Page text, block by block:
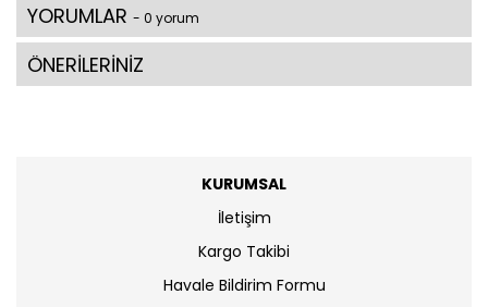
YORUMLAR - 0 yorum
ÖNERİLERİNİZ
KURUMSAL
İletişim
Kargo Takibi
Havale Bildirim Formu